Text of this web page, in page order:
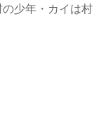
少年・カイは村